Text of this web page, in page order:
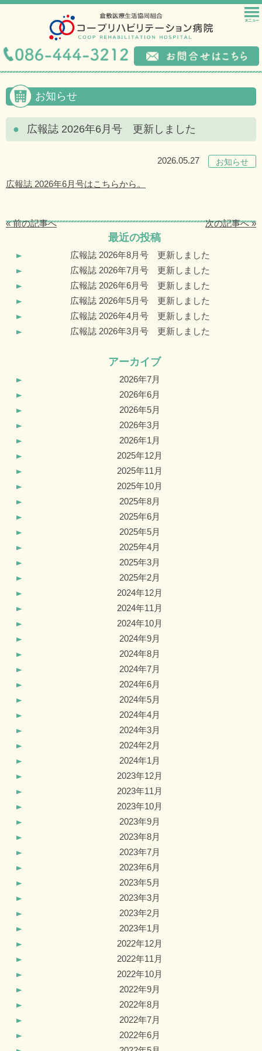
お知らせ
広報誌 2026年6月号 更新しました
2026.05.27 お知らせ
広報誌 2026年6月号はこちらから。
« 前の記事へ 次の記事へ »
最近の投稿
広報誌 2026年8月号 更新しました
広報誌 2026年7月号 更新しました
広報誌 2026年6月号 更新しました
広報誌 2026年5月号 更新しました
広報誌 2026年4月号 更新しました
広報誌 2026年3月号 更新しました
アーカイブ
2026年7月
2026年6月
2026年5月
2026年3月
2026年1月
2025年12月
2025年11月
2025年10月
2025年8月
2025年6月
2025年5月
2025年4月
2025年3月
2025年2月
2024年12月
2024年11月
2024年10月
2024年9月
2024年8月
2024年7月
2024年6月
2024年5月
2024年4月
2024年3月
2024年2月
2024年1月
2023年12月
2023年11月
2023年10月
2023年9月
2023年8月
2023年7月
2023年6月
2023年5月
2023年3月
2023年2月
2023年1月
2022年12月
2022年11月
2022年10月
2022年9月
2022年8月
2022年7月
2022年6月